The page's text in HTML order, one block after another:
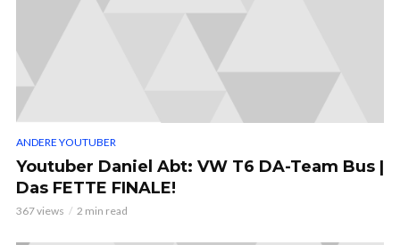
ANDERE YOUTUBER
Youtuber Daniel Abt: VW T6 DA-Team Bus |
Das FETTE FINALE!
367 views 2 min read